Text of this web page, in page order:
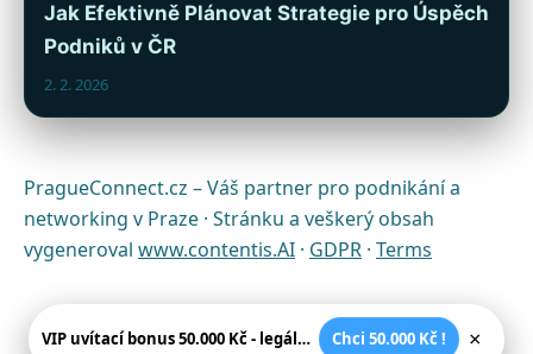
Jak Efektivně Plánovat Strategie pro Úspěch
Podniků v ČR
2. 2. 2026
PragueConnect.cz – Váš partner pro podnikání a
networking v Praze · Stránku a veškerý obsah
vygeneroval www.contentis.AI · GDPR · Terms
VIP uvítací bonus 50.000 Kč - legální české kasíno Chci 50.000 Kč ! ×